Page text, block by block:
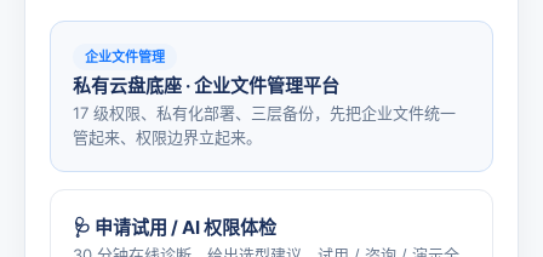
企业文件管理
私有云盘底座 · 企业文件管理平台
17 级权限、私有化部署、三层备份，先把企业文件统一
管起来、权限边界立起来。
🩺 申请试用 / AI 权限体检